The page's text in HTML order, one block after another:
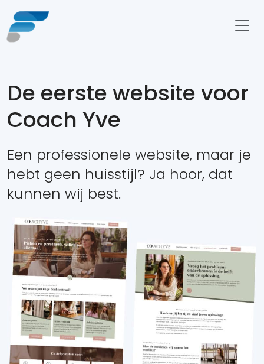
De eerste website voor
Coach Yve
Een professionele website, maar je
hebt geen huisstijl? Ja hoor, dat
kunnen wij best.